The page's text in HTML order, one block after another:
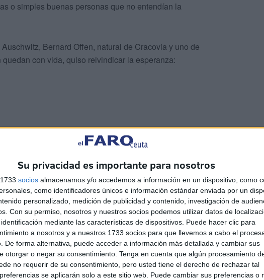
Su privacidad es importante para nosotros
socios almacenamos y/o accedemos a información en un dispositivo, como
como identificadores únicos e información estándar enviada por un
personalizado, medición de publicidad y contenido, investigación de
Con su permiso, nosotros y nuestros socios podemos utilizar datos de
mediante las características de dispositivos. Puede hacer clic para
a nosotros y a nuestros 1733 socios para que llevemos a cabo el
De forma alternativa, puede acceder a información más detallada y cambiar sus
otorgar o negar su consentimiento. Tenga en cuenta que algún procesamiento
no requerir de su consentimiento, pero usted tiene el derecho de rechazar tal
se aplicarán solo a este sitio web. Puede cambiar sus preferencias o
o simples buenas personas que no entendían la
Bernard Offen, natural de Cracovia y uno de
con vida, quiso reivindicar la esperanza:
hablarles de la vida. Aunque por dentro me siento
y he sobrevivido a cinco campos, incluido éste. El
que pueden llegar a ser los seres humanos, pero
y empáticos que podemos y debemos ser”.
alguien que lo ha sufrido todo, debería resituarnos
mundo es posible, si es que de verdad nos lo
con esas palabras de confianza en el género
grito de alarma: